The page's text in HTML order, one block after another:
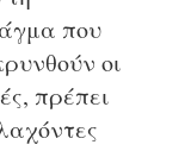
που
οι
πρέπει